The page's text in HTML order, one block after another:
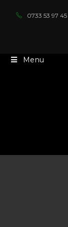
0733 53 97 45
Menu